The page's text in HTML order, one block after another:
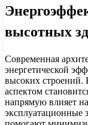
высотных
Современная
энергетической
высоких строений.
аспектом
напрямую влияет
эксплуатационные